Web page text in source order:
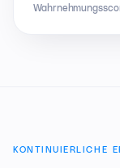
KONTINUIERLICHE